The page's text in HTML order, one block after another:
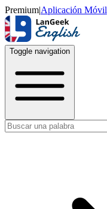
Premium|Aplicación Móvil
Toggle navigation